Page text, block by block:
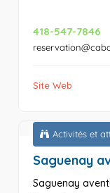
418-547-7846
Site Web
Activités et
Saguenay
Saguenay